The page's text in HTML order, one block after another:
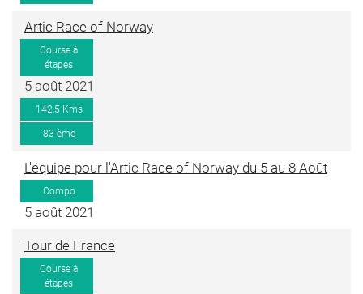
Artic Race of Norway
Course à
étapes
5 août 2021
142,5 Kms
83 ème
L'équipe pour l'Artic Race of Norway du 5 au 8 Août
Compo
5 août 2021
Tour de France
Course à
étapes